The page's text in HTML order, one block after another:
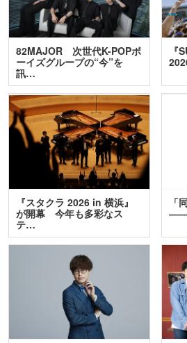
82MAJOR 次世代K-POPボ
ーイズグループの“今”を
訊…
『
『スタクラ 2026 in 横浜』
が開幕 今年も多彩なス
テ…
「